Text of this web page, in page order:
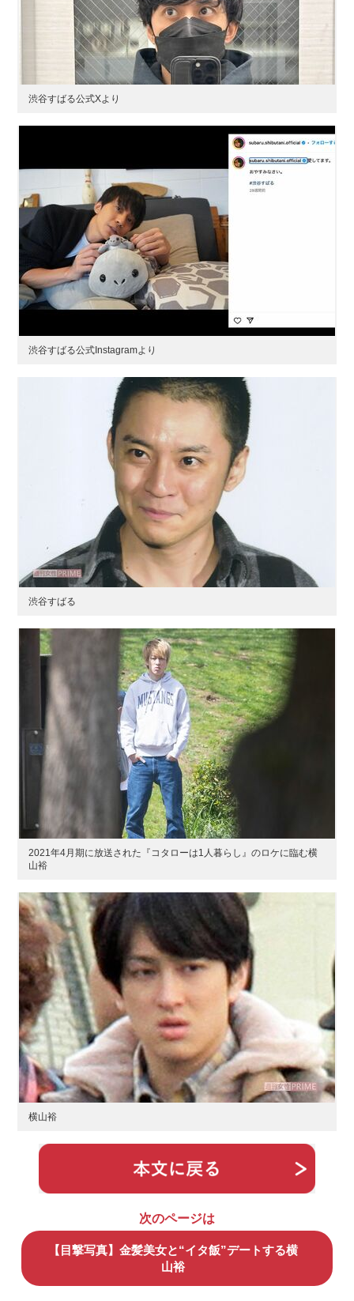
渋谷すばる公式Xより
渋谷すばる公式Instagramより
渋谷すばる
2021年4月期に放送された『コタローは1人暮らし』のロケに臨む横
山裕
横山裕
次のページは
【目撃写真】金髪美女と“イタ飯”デートする横
山裕